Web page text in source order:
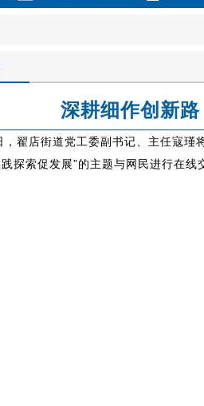
深耕细作创新
，翟店街道党工委副书记、主任寇瑾
探索促发展”的主题与网民进行在线